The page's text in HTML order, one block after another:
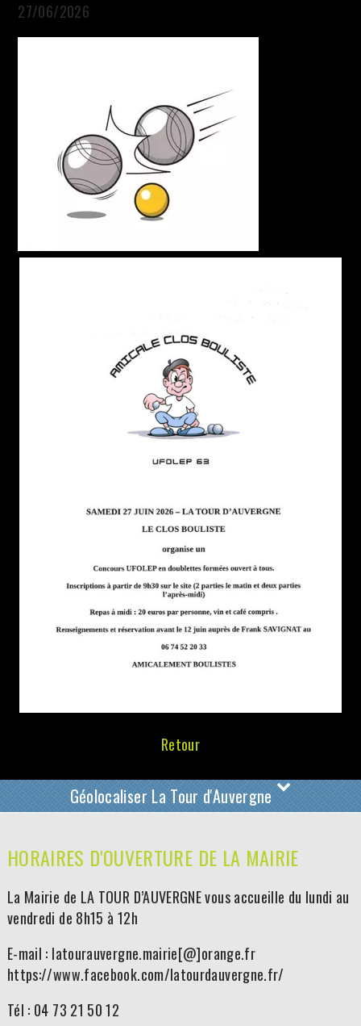
27/06/2026
Retour
Géolocaliser La Tour d'Auvergne
HORAIRES D'OUVERTURE DE LA MAIRIE
La Mairie de LA TOUR D’AUVERGNE vous accueille du lundi au
vendredi de 8h15 à 12h
E-mail : latourauvergne.mairie[@]orange.fr
https://www.facebook.com/latourdauvergne.fr/
Tél : 04 73 21 50 12